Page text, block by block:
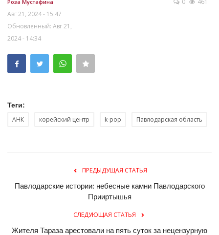
Роза Мустафина
Авг 21, 2024 - 15:47
Обновленный: Авг 21,
2024 - 14:34
Теги:
АНК корейский центр k-pop Павлодарская область
ПРЕДЫДУЩАЯ СТАТЬЯ
Павлодарские истории: небесные камни Павлодарского
Прииртышья
СЛЕДУЮЩАЯ СТАТЬЯ
Жителя Тараза арестовали на пять суток за нецензурную